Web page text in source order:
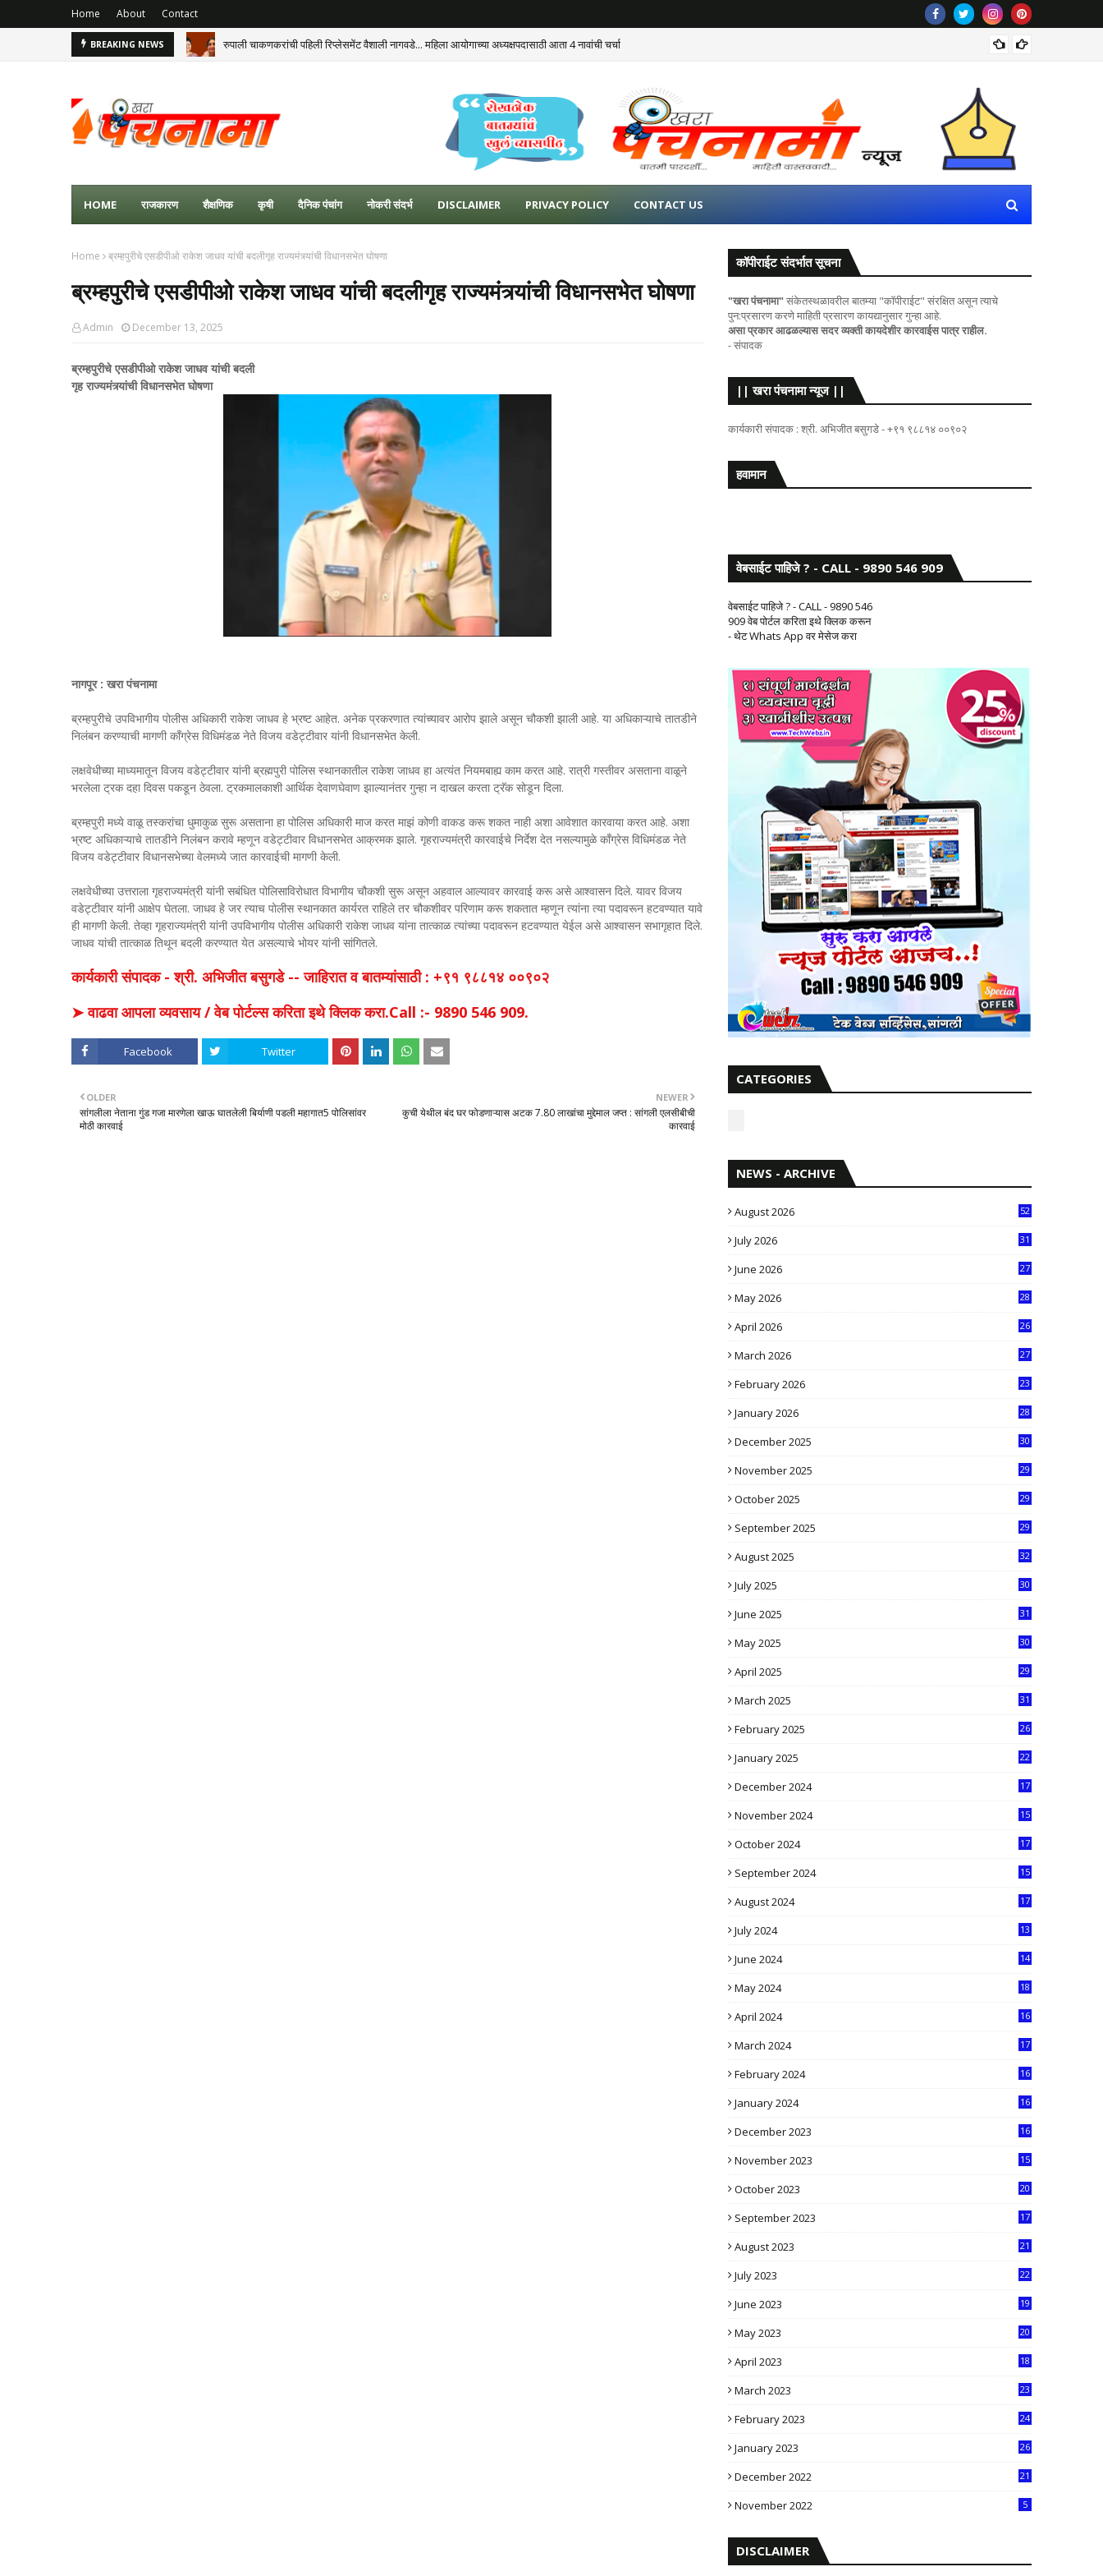
Home About Contact
BREAKING NEWS रुपाली चाकणकरांची पहिली रिप्लेसमेंट वैशाली नागवडे... महिला आयोगाच्या अध्यक्षपदासाठी आता 4 नावांची चर्चा
HOME राजकारण शैक्षणिक कृषी दैनिक पंचांग नोकरी संदर्भ DISCLAIMER PRIVACY POLICY CONTACT US
Home ब्रम्हपुरीचे एसडीपीओ राकेश जाधव यांची बदलीगृह राज्यमंत्र्यांची विधानसभेत घोषणा
ब्रम्हपुरीचे एसडीपीओ राकेश जाधव यांची बदलीगृह राज्यमंत्र्यांची विधानसभेत घोषणा
Admin December 13, 2025
ब्रम्हपुरीचे एसडीपीओ राकेश जाधव यांची बदली
गृह राज्यमंत्र्यांची विधानसभेत घोषणा
नागपूर : खरा पंचनामा
ब्रम्हपुरीचे उपविभागीय पोलीस अधिकारी राकेश जाधव हे भ्रष्ट आहेत. अनेक प्रकरणात त्यांच्यावर आरोप झाले असून चौकशी झाली आहे. या अधिकाऱ्याचे तातडीने
निलंबन करण्याची मागणी काँग्रेस विधिमंडळ नेते विजय वडेट्टीवार यांनी विधानसभेत केली.
लक्षवेधीच्या माध्यमातून विजय वडेट्टीवार यांनी ब्रह्मपुरी पोलिस स्थानकातील राकेश जाधव हा अत्यंत नियमबाह्य काम करत आहे. रात्री गस्तीवर असताना वाळूने
भरलेला ट्रक दहा दिवस पकडून ठेवला. ट्रकमालकाशी आर्थिक देवाणघेवाण झाल्यानंतर गुन्हा न दाखल करता ट्रॅक सोडून दिला.
ब्रम्हपुरी मध्ये वाळू तस्करांचा धुमाकुळ सुरू असताना हा पोलिस अधिकारी माज करत माझं कोणी वाकड करू शकत नाही अशा आवेशात कारवाया करत आहे. अशा
भ्रष्ट अधिकाऱ्याचे तातडीने निलंबन करावे म्हणून वडेट्टीवार विधानसभेत आक्रमक झाले. गृहराज्यमंत्री कारवाईचे निर्देश देत नसल्यामुळे काँग्रेस विधिमंडळ नेते
विजय वडेट्टीवार विधानसभेच्या वेलमध्ये जात कारवाईची मागणी केली.
लक्षवेधीच्या उत्तराला गृहराज्यमंत्री यांनी सबंधित पोलिसाविरोधात विभागीय चौकशी सुरू असून अहवाल आल्यावर कारवाई करू असे आश्वासन दिले. यावर विजय
वडेट्टीवार यांनी आक्षेप घेतला. जाधव हे जर त्याच पोलीस स्थानकात कार्यरत राहिले तर चौकशीवर परिणाम करू शकतात म्हणून त्यांना त्या पदावरून हटवण्यात यावे
ही मागणी केली. तेव्हा गृहराज्यमंत्री यांनी उपविभागीय पोलीस अधिकारी राकेश जाधव यांना तात्काळ त्यांच्या पदावरून हटवण्यात येईल असे आश्वासन सभागृहात दिले.
जाधव यांची तात्काळ तिथून बदली करण्यात येत असल्याचे भोयर यांनी सांगितले.
कार्यकारी संपादक - श्री. अभिजीत बसुगडे -- जाहिरात व बातम्यांसाठी : +९१ ९८८१४ ००९०२
➤ वाढवा आपला व्यवसाय / वेब पोर्टल्स करिता इथे क्लिक करा.Call :- 9890 546 909.
Facebook Twitter
NEWER
कुची येथील बंद घर फोडणाऱ्यास अटक 7.80 लाखांचा मुद्देमाल जप्त : सांगली एलसीबीची
कारवाई
OLDER
सांगलीला नेताना गुंड गजा मारणेला खाऊ घातलेली बिर्याणी पडली महागात5 पोलिसांवर
मोठी कारवाई
कॉपीराईट संदर्भात सूचना
"खरा पंचनामा"संकेतस्थळावरील बातम्या "कॉपीराईट" संरक्षित असून त्याचे
पुन:प्रसारण करणे माहिती प्रसारण कायद्यानुसार गुन्हा आहे.
असा प्रकार आढळल्यास सदर व्यक्ती कायदेशीर कारवाईस पात्र राहील.
- संपादक
|| खरा पंचनामा न्यूज ||
कार्यकारी संपादक : श्री. अभिजीत बसुगडे - +९१ ९८८१४ ००९०२
हवामान
वेबसाईट पाहिजे ? - CALL - 9890 546 909
वेबसाईट पाहिजे ? - CALL - 9890 546
909 वेब पोर्टल करिता इथे क्लिक करून
- थेट Whats App वर मेसेज करा
CATEGORIES
NEWS - ARCHIVE
August 2026 52
July 2026
31
June 2026
27
May 2026
28
April 2026
26
March 2026
27
February 2026
23
January 2026
28
December 2025
30
November 2025
29
October 2025
29
September 2025
29
August 2025
32
July 2025
30
June 2025
31
May 2025
30
April 2025
29
March 2025
31
February 2025
26
January 2025
22
December 2024
17
November 2024
15
October 2024
17
September 2024
15
August 2024
17
July 2024
13
June 2024
14
May 2024
18
April 2024
16
March 2024
17
February 2024
16
January 2024
16
December 2023
16
November 2023
15
October 2023
20
September 2023
17
August 2023
21
July 2023
22
June 2023
19
May 2023
20
April 2023
18
March 2023
23
February 2023
24
January 2023
26
December 2022
21
November 2022 5
DISCLAIMER